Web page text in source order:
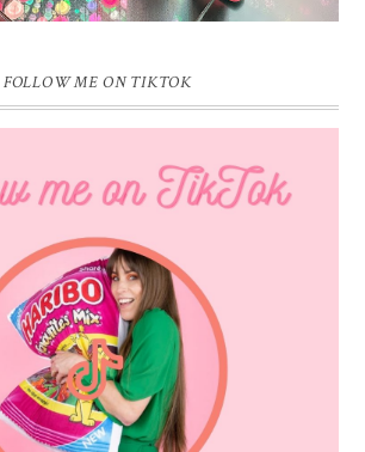
FOLLOW ME ON TIKTOK